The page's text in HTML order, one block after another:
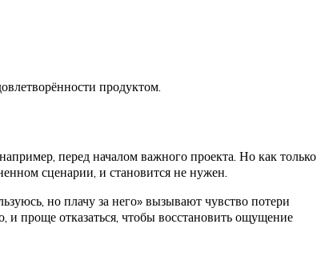
продуктом.
перед началом важного проекта. Но как только
сценарии, и становится не нужен.
но плачу за него» вызывают чувство потери
и проще отказаться, чтобы восстановить ощущение